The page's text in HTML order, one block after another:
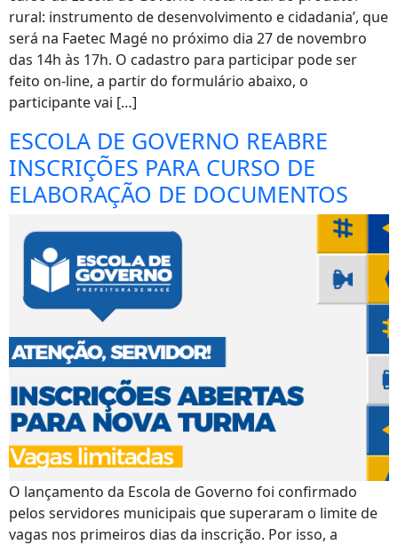
rural: instrumento de desenvolvimento e cidadania’, que
será na Faetec Magé no próximo dia 27 de novembro
das 14h às 17h. O cadastro para participar pode ser
feito on-line, a partir do formulário abaixo, o
participante vai […]
ESCOLA DE GOVERNO REABRE
INSCRIÇÕES PARA CURSO DE
ELABORAÇÃO DE DOCUMENTOS
O lançamento da Escola de Governo foi confirmado
pelos servidores municipais que superaram o limite de
vagas nos primeiros dias da inscrição. Por isso, a